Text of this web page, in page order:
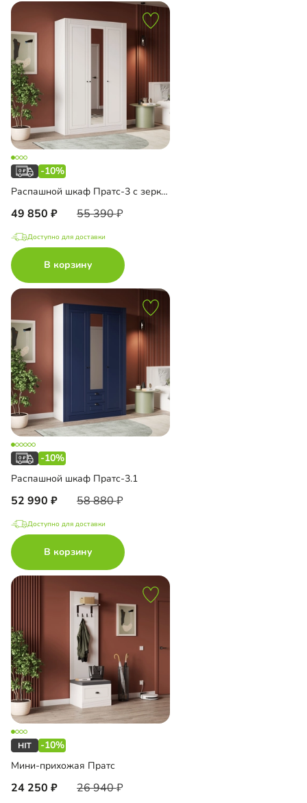
-10%
Распашной шкаф Пратс-3 с зеркалом
49 850 55 390
Доступно для доставки
В корзину
-10%
Распашной шкаф Пратс-3.1
52 990 58 880
Доступно для доставки
В корзину
-10%
Мини-прихожая Пратс
24 250 26 940